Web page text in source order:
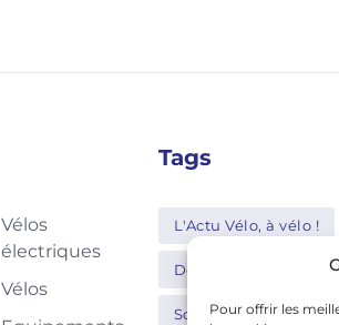
Pour offrir les
Vélos
électriques
Vélos
Tags
L'Actu Vélo, à vélo !
Decathlon
Schwalbe Bosch